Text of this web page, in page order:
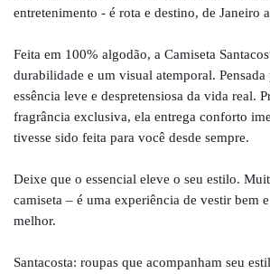
entretenimento - é rota e destino, de Janeiro
Feita em 100% algodão, a Camiseta
durabilidade e um visual atemporal. Pensada
essência leve e despretensiosa da vida real.
fragrância exclusiva, ela entrega conforto
tivesse sido feita para você desde sempre.
Deixe que o essencial eleve o seu estilo.
camiseta – é uma experiência de vestir bem
melhor.
Santacosta: roupas que acompanham seu